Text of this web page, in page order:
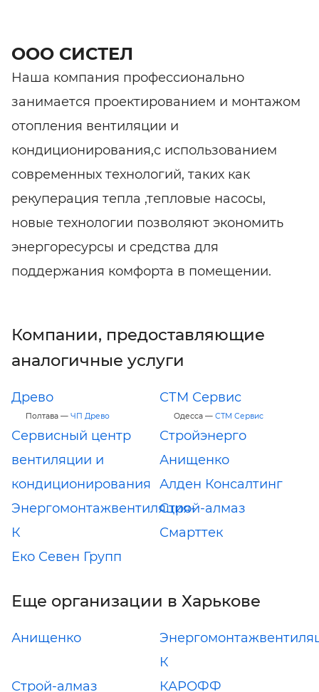
ООО СИСТЕЛ
Наша компания профессионально
занимается проектированием и монтажом
отопления вентиляции и
кондиционирования,с использованием
современных технологий, таких как
рекуперация тепла ,тепловые насосы,
новые технологии позволяют экономить
энергоресурсы и средства для
поддержания комфорта в помещении.
Компании, предоставляющие
аналогичные услуги
Древо
Полтава — ЧП Древо
СТМ Сервис
Одесса — СТМ Сервис
Сервисный центр
вентиляции и
кондиционирования
Стройэнерго
Анищенко
Алден Консалтинг
Энергомонтажвентиляция-
К
Строй-алмаз
Смарттек
Еко Севен Групп
Еще организации в Харькове
Анищенко
К
Строй-алмаз
КАРОФФ